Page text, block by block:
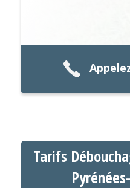
Tarifs